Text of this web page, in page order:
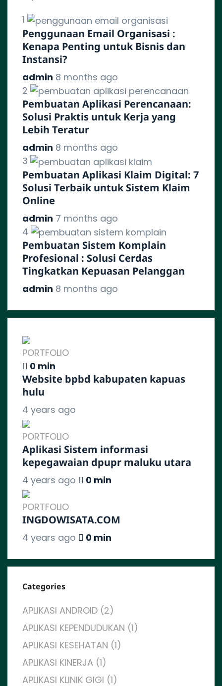
1
Penggunaan Email Organisasi :
Kenapa Penting untuk Bisnis dan
Instansi?
admin 8 months ago
2
Pembuatan Aplikasi Perencanaan:
Solusi Praktis untuk Kerja yang
Lebih Teratur
admin 8 months ago
3
Pembuatan Aplikasi Klaim Digital: 7
Solusi Terbaik untuk Sistem Klaim
Online
admin 7 months ago
4
Pembuatan Sistem Komplain
Profesional : Solusi Cerdas
Tingkatkan Kepuasan Pelanggan
admin 8 months ago
PORTFOLIO
0 min
Website bpbd kabupaten kapuas
hulu
4 years ago
PORTFOLIO
Aplikasi Sistem informasi
kepegawaian dpupr maluku utara
4 years ago 0 min
PORTFOLIO
INGDOWISATA.COM
4 years ago 0 min
Categories
APLIKASI ANDROID (2)
APLIKASI KEPENDUDUKAN (1)
APLIKASI KESEHATAN (1)
APLIKASI KINERJA (1)
APLIKASI KLINIK GIGI (1)